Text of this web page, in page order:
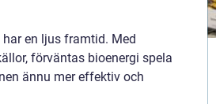
en ljus framtid. Med
förväntas bioenergi spela
ännu mer effektiv och